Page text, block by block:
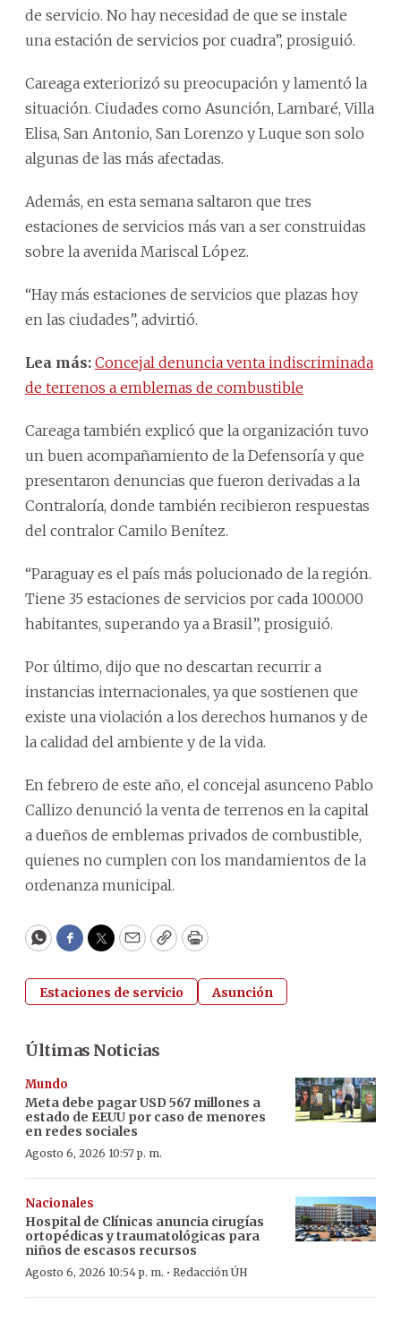
de servicio. No hay necesidad de que se instale
una estación de servicios por cuadra”, prosiguió.
Careaga exteriorizó su preocupación y lamentó la
situación. Ciudades como Asunción, Lambaré, Villa
Elisa, San Antonio, San Lorenzo y Luque son solo
algunas de las más afectadas.
Además, en esta semana saltaron que tres
estaciones de servicios más van a ser construidas
sobre la avenida Mariscal López.
“Hay más estaciones de servicios que plazas hoy
en las ciudades”, advirtió.
Lea más: Concejal denuncia venta indiscriminada
de terrenos a emblemas de combustible
Careaga también explicó que la organización tuvo
un buen acompañamiento de la Defensoría y que
presentaron denuncias que fueron derivadas a la
Contraloría, donde también recibieron respuestas
del contralor Camilo Benítez.
“Paraguay es el país más polucionado de la región.
Tiene 35 estaciones de servicios por cada 100.000
habitantes, superando ya a Brasil”, prosiguió.
Por último, dijo que no descartan recurrir a
instancias internacionales, ya que sostienen que
existe una violación a los derechos humanos y de
la calidad del ambiente y de la vida.
En febrero de este año, el concejal asunceno Pablo
Callizo denunció la venta de terrenos en la capital
a dueños de emblemas privados de combustible,
quienes no cumplen con los mandamientos de la
ordenanza municipal.
WhatsApp
Facebook
Twitter
EmailCopyPrint
Estaciones de servicio Asunción
Últimas Noticias
Mundo
Meta debe pagar USD 567 millones a
estado de EEUU por caso de menores
en redes sociales
Agosto 6, 2026 10:57 p. m.
Nacionales
Hospital de Clínicas anuncia cirugías
ortopédicas y traumatológicas para
niños de escasos recursos
Agosto 6, 2026 10:54 p. m. · Redacción ÚH